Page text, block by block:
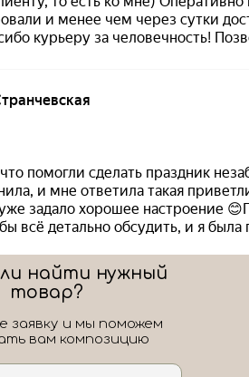
найти нужный
товар?
заявку и мы поможем
вам композицию